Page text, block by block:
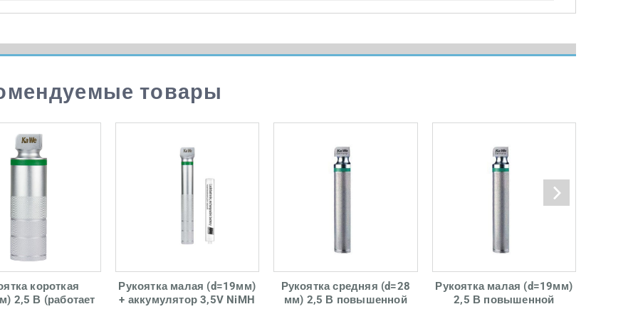
товары
короткая
2,5 В (работает
Рукоятка малая (d=19мм)
+ аккумулятор 3,5V NiMH
Рукоятка средняя (d=28
мм) 2,5 В повышенной
Рукоятка малая (d=19мм)
2,5 В повышенной